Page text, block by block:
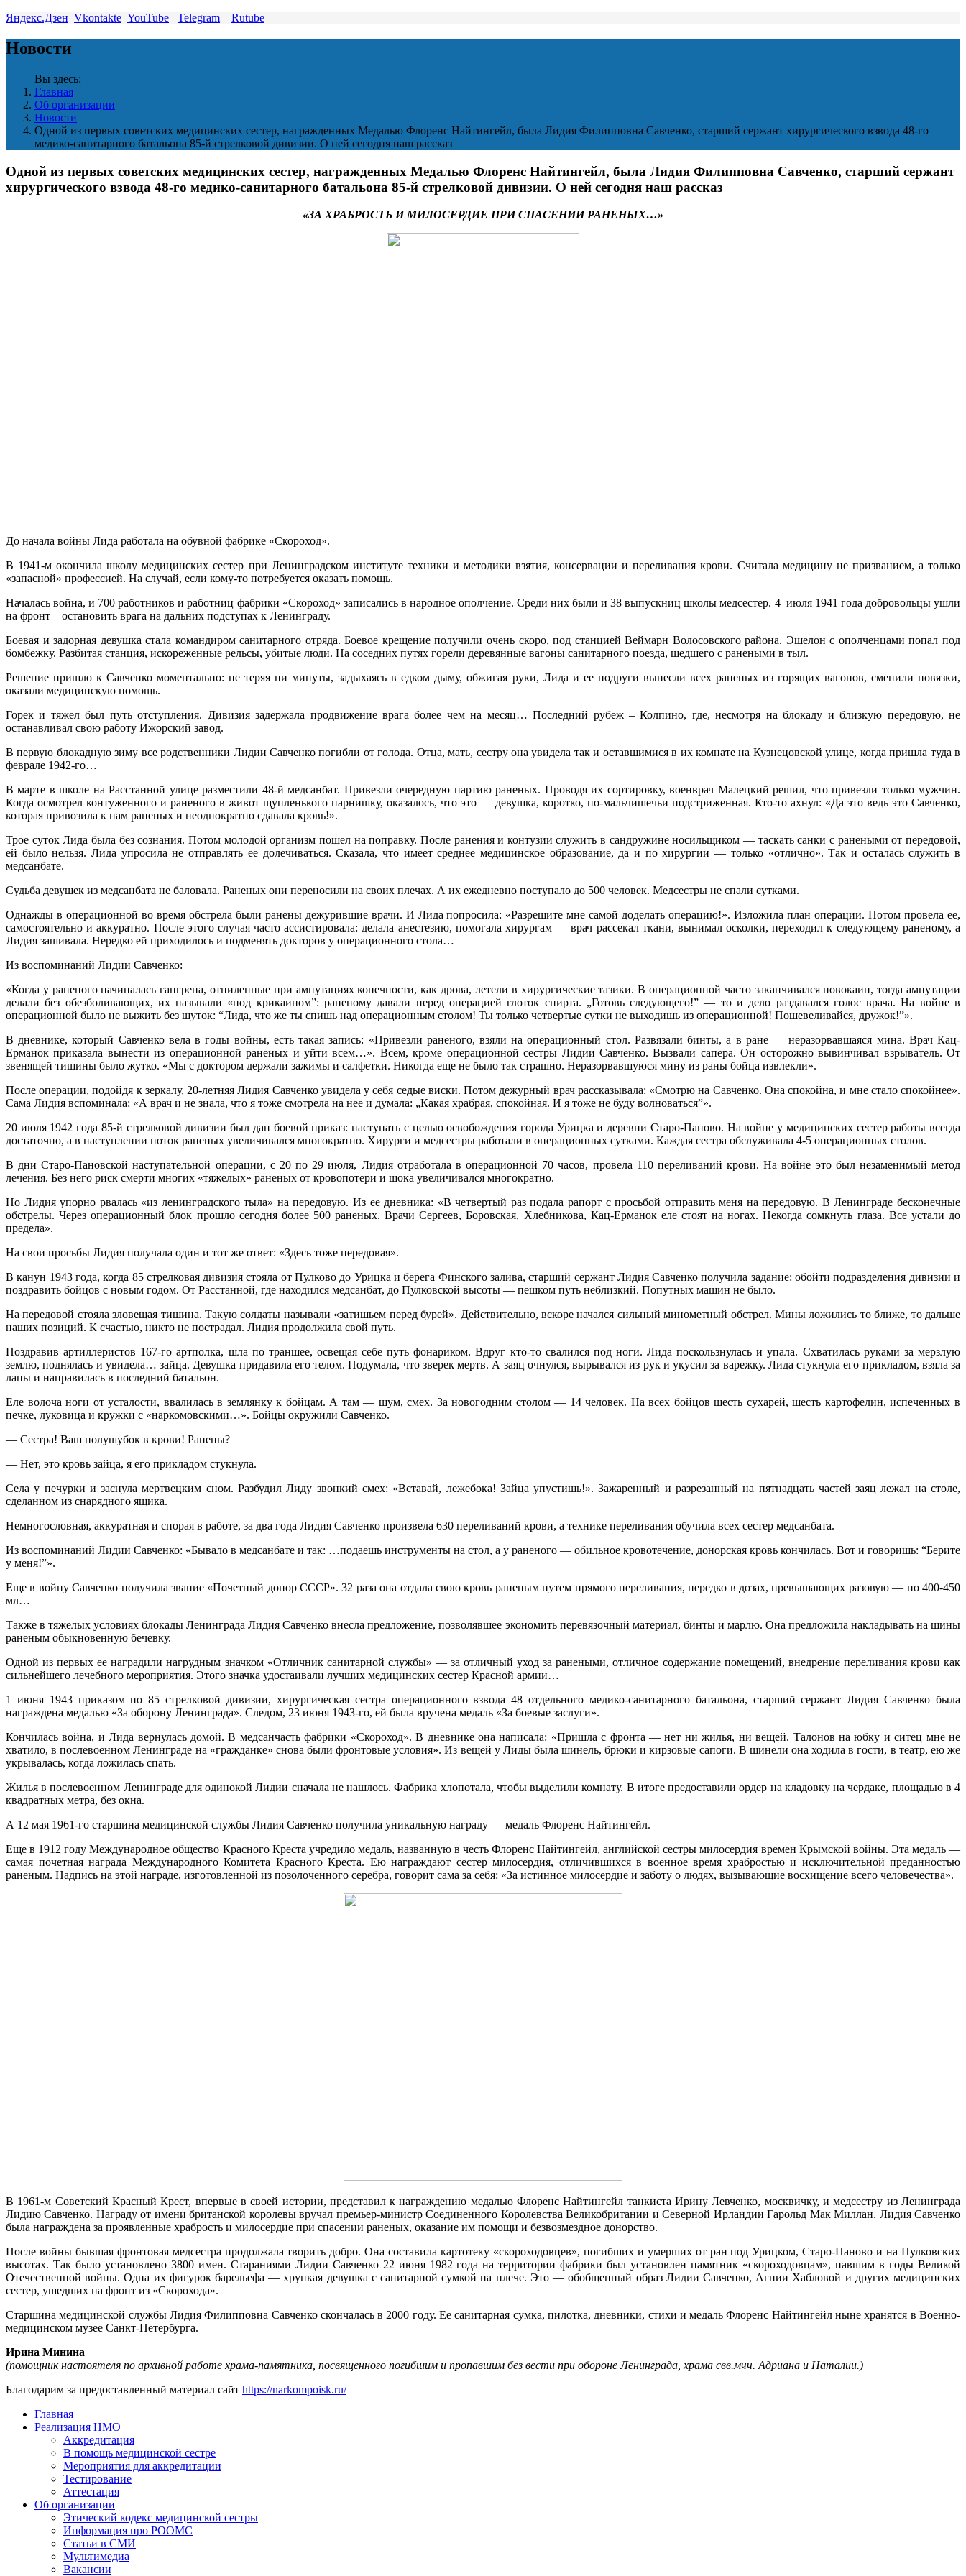
Яндекс.Дзен Vkontakte YouTube Telegram Rutube
Новости
Вы здесь:
Главная
Об организации
Новости
Одной из первых советских медицинских сестер, награжденных Медалью Флоренс Найтингейл, была Лидия Филипповна Савченко, старший сержант хирургического взвода 48-го
медико-санитарного батальона 85-й стрелковой дивизии. О ней сегодня наш рассказ
Одной из первых советских медицинских сестер, награжденных Медалью Флоренс Найтингейл, была Лидия Филипповна Савченко, старший сержант
хирургического взвода 48-го медико-санитарного батальона 85-й стрелковой дивизии. О ней сегодня наш рассказ
«ЗА ХРАБРОСТЬ И МИЛОСЕРДИЕ ПРИ СПАСЕНИИ РАНЕНЫХ…»
До начала войны Лида работала на обувной фабрике «Скороход».
В 1941-м окончила школу медицинских сестер при Ленинградском институте техники и методики взятия, консервации и переливания крови. Считала медицину не призванием, а только
«запасной» профессией. На случай, если кому-то потребуется оказать помощь.
Началась война, и 700 работников и работниц фабрики «Скороход» записались в народное ополчение. Среди них были и 38 выпускниц школы медсестер. 4 июля 1941 года добровольцы ушли
на фронт – остановить врага на дальних подступах к Ленинграду.
Боевая и задорная девушка стала командиром санитарного отряда. Боевое крещение получили очень скоро, под станцией Веймарн Волосовского района. Эшелон с ополченцами попал под
бомбежку. Разбитая станция, искореженные рельсы, убитые люди. На соседних путях горели деревянные вагоны санитарного поезда, шедшего с ранеными в тыл.
Решение пришло к Савченко моментально: не теряя ни минуты, задыхаясь в едком дыму, обжигая руки, Лида и ее подруги вынесли всех раненых из горящих вагонов, сменили повязки,
оказали медицинскую помощь.
Горек и тяжел был путь отступления. Дивизия задержала продвижение врага более чем на месяц… Последний рубеж – Колпино, где, несмотря на блокаду и близкую передовую, не
останавливал свою работу Ижорский завод.
В первую блокадную зиму все родственники Лидии Савченко погибли от голода. Отца, мать, сестру она увидела так и оставшимися в их комнате на Кузнецовской улице, когда пришла туда в
феврале 1942-го…
В марте в школе на Расстанной улице разместили 48-й медсанбат. Привезли очередную партию раненых. Проводя их сортировку, военврач Малецкий решил, что привезли только мужчин.
Когда осмотрел контуженного и раненого в живот щупленького парнишку, оказалось, что это — девушка, коротко, по-мальчишечьи подстриженная. Кто-то ахнул: «Да это ведь это Савченко,
которая привозила к нам раненых и неоднократно сдавала кровь!».
Трое суток Лида была без сознания. Потом молодой организм пошел на поправку. После ранения и контузии служить в сандружине носильщиком — таскать санки с ранеными от передовой,
ей было нельзя. Лида упросила не отправлять ее долечиваться. Сказала, что имеет среднее медицинское образование, да и по хирургии — только «отлично». Так и осталась служить в
медсанбате.
Судьба девушек из медсанбата не баловала. Раненых они переносили на своих плечах. А их ежедневно поступало до 500 человек. Медсестры не спали сутками.
Однажды в операционной во время обстрела были ранены дежурившие врачи. И Лида попросила: «Разрешите мне самой доделать операцию!». Изложила план операции. Потом провела ее,
самостоятельно и аккуратно. После этого случая часто ассистировала: делала анестезию, помогала хирургам — врач рассекал ткани, вынимал осколки, переходил к следующему раненому, а
Лидия зашивала. Нередко ей приходилось и подменять докторов у операционного стола…
Из воспоминаний Лидии Савченко:
«Когда у раненого начиналась гангрена, отпиленные при ампутациях конечности, как дрова, летели в хирургические тазики. В операционной часто заканчивался новокаин, тогда ампутации
делали без обезболивающих, их называли «под крикаином”: раненому давали перед операцией глоток спирта. „Готовь следующего!” — то и дело раздавался голос врача. На войне в
операционной было не выжить без шуток: “Лида, что же ты спишь над операционным столом! Ты только четвертые сутки не выходишь из операционной! Пошевеливайся, дружок!”».
В дневнике, который Савченко вела в годы войны, есть такая запись: «Привезли раненого, взяли на операционный стол. Развязали бинты, а в ране — неразорвавшаяся мина. Врач Кац-
Ерманок приказала вынести из операционной раненых и уйти всем…». Всем, кроме операционной сестры Лидии Савченко. Вызвали сапера. Он осторожно вывинчивал взрыватель. От
звенящей тишины было жутко. «Мы с доктором держали зажимы и салфетки. Никогда еще не было так страшно. Неразорвавшуюся мину из раны бойца извлекли».
После операции, подойдя к зеркалу, 20-летняя Лидия Савченко увидела у себя седые виски. Потом дежурный врач рассказывала: «Смотрю на Савченко. Она спокойна, и мне стало спокойнее».
Сама Лидия вспоминала: «А врач и не знала, что я тоже смотрела на нее и думала: „Какая храбрая, спокойная. И я тоже не буду волноваться”».
20 июля 1942 года 85-й стрелковой дивизии был дан боевой приказ: наступать с целью освобождения города Урицка и деревни Старо-Паново. На войне у медицинских сестер работы всегда
достаточно, а в наступлении поток раненых увеличивался многократно. Хирурги и медсестры работали в операционных сутками. Каждая сестра обслуживала 4-5 операционных столов.
В дни Старо-Пановской наступательной операции, с 20 по 29 июля, Лидия отработала в операционной 70 часов, провела 110 переливаний крови. На войне это был незаменимый метод
лечения. Без него риск смерти многих «тяжелых» раненых от кровопотери и шока увеличивался многократно.
Но Лидия упорно рвалась «из ленинградского тыла» на передовую. Из ее дневника: «В четвертый раз подала рапорт с просьбой отправить меня на передовую. В Ленинграде бесконечные
обстрелы. Через операционный блок прошло сегодня более 500 раненых. Врачи Сергеев, Боровская, Хлебникова, Кац-Ерманок еле стоят на ногах. Некогда сомкнуть глаза. Все устали до
предела».
На свои просьбы Лидия получала один и тот же ответ: «Здесь тоже передовая».
В канун 1943 года, когда 85 стрелковая дивизия стояла от Пулково до Урицка и берега Финского залива, старший сержант Лидия Савченко получила задание: обойти подразделения дивизии и
поздравить бойцов с новым годом. От Расстанной, где находился медсанбат, до Пулковской высоты — пешком путь неблизкий. Попутных машин не было.
На передовой стояла зловещая тишина. Такую солдаты называли «затишьем перед бурей». Действительно, вскоре начался сильный минометный обстрел. Мины ложились то ближе, то дальше
наших позиций. К счастью, никто не пострадал. Лидия продолжила свой путь.
Поздравив артиллеристов 167-го артполка, шла по траншее, освещая себе путь фонариком. Вдруг кто-то свалился под ноги. Лида поскользнулась и упала. Схватилась руками за мерзлую
землю, поднялась и увидела… зайца. Девушка придавила его телом. Подумала, что зверек мертв. А заяц очнулся, вырывался из рук и укусил за варежку. Лида стукнула его прикладом, взяла за
лапы и направилась в последний батальон.
Еле волоча ноги от усталости, ввалилась в землянку к бойцам. А там — шум, смех. За новогодним столом — 14 человек. На всех бойцов шесть сухарей, шесть картофелин, испеченных в
печке, луковица и кружки с «наркомовскими…». Бойцы окружили Савченко.
— Сестра! Ваш полушубок в крови! Ранены?
— Нет, это кровь зайца, я его прикладом стукнула.
Села у печурки и заснула мертвецким сном. Разбудил Лиду звонкий смех: «Вставай, лежебока! Зайца упустишь!». Зажаренный и разрезанный на пятнадцать частей заяц лежал на столе,
сделанном из снарядного ящика.
Немногословная, аккуратная и спорая в работе, за два года Лидия Савченко произвела 630 переливаний крови, а технике переливания обучила всех сестер медсанбата.
Из воспоминаний Лидии Савченко: «Бывало в медсанбате и так: …подаешь инструменты на стол, а у раненого — обильное кровотечение, донорская кровь кончилась. Вот и говоришь: “Берите
у меня!”».
Еще в войну Савченко получила звание «Почетный донор СССР». 32 раза она отдала свою кровь раненым путем прямого переливания, нередко в дозах, превышающих разовую — по 400-450
мл…
Также в тяжелых условиях блокады Ленинграда Лидия Савченко внесла предложение, позволявшее экономить перевязочный материал, бинты и марлю. Она предложила накладывать на шины
раненым обыкновенную бечевку.
Одной из первых ее наградили нагрудным значком «Отличник санитарной службы» — за отличный уход за ранеными, отличное содержание помещений, внедрение переливания крови как
сильнейшего лечебного мероприятия. Этого значка удостаивали лучших медицинских сестер Красной армии…
1 июня 1943 приказом по 85 стрелковой дивизии, хирургическая сестра операционного взвода 48 отдельного медико-санитарного батальона, старший сержант Лидия Савченко была
награждена медалью «За оборону Ленинграда». Следом, 23 июня 1943-го, ей была вручена медаль «За боевые заслуги».
Кончилась война, и Лида вернулась домой. В медсанчасть фабрики «Скороход». В дневнике она написала: «Пришла с фронта — нет ни жилья, ни вещей. Талонов на юбку и ситец мне не
хватило, в послевоенном Ленинграде на «гражданке» снова были фронтовые условия». Из вещей у Лиды была шинель, брюки и кирзовые сапоги. В шинели она ходила в гости, в театр, ею же
укрывалась, когда ложилась спать.
Жилья в послевоенном Ленинграде для одинокой Лидии сначала не нашлось. Фабрика хлопотала, чтобы выделили комнату. В итоге предоставили ордер на кладовку на чердаке, площадью в 4
квадратных метра, без окна.
А 12 мая 1961-го старшина медицинской службы Лидия Савченко получила уникальную награду — медаль Флоренс Найтингейл.
Еще в 1912 году Международное общество Красного Креста учредило медаль, названную в честь Флоренс Найтингейл, английской сестры милосердия времен Крымской войны. Эта медаль —
самая почетная награда Международного Комитета Красного Креста. Ею награждают сестер милосердия, отличившихся в военное время храбростью и исключительной преданностью
раненым. Надпись на этой награде, изготовленной из позолоченного серебра, говорит сама за себя: «За истинное милосердие и заботу о людях, вызывающие восхищение всего человечества».
В 1961-м Советский Красный Крест, впервые в своей истории, представил к награждению медалью Флоренс Найтингейл танкиста Ирину Левченко, москвичку, и медсестру из Ленинграда
Лидию Савченко. Награду от имени британской королевы вручал премьер-министр Соединенного Королевства Великобритании и Северной Ирландии Гарольд Мак Миллан. Лидия Савченко
была награждена за проявленные храбрость и милосердие при спасении раненых, оказание им помощи и безвозмездное донорство.
После войны бывшая фронтовая медсестра продолжала творить добро. Она составила картотеку «скороходовцев», погибших и умерших от ран под Урицком, Старо-Паново и на Пулковских
высотах. Так было установлено 3800 имен. Стараниями Лидии Савченко 22 июня 1982 года на территории фабрики был установлен памятник «скороходовцам», павшим в годы Великой
Отечественной войны. Одна их фигурок барельефа — хрупкая девушка с санитарной сумкой на плече. Это — обобщенный образ Лидии Савченко, Агнии Хабловой и других медицинских
сестер, ушедших на фронт из «Скорохода».
Старшина медицинской службы Лидия Филипповна Савченко скончалась в 2000 году. Ее санитарная сумка, пилотка, дневники, стихи и медаль Флоренс Найтингейл ныне хранятся в Военно-
медицинском музее Санкт-Петербурга.
Ирина Минина
(помощник настоятеля по архивной работе храма-памятника, посвященного погибшим и пропавшим без вести при обороне Ленинграда, храма свв.мчч. Адриана и Наталии.)
Благодарим за предоставленный материал сайт https://narkompoisk.ru/
Главная
Реализация НМО
Аккредитация
В помощь медицинской сестре
Мероприятия для аккредитации
Тестирование
Аттестация
Об организации
Этический кодекс медицинской сестры
Информация про РООМС
Статьи в СМИ
Мультимедиа
Вакансии